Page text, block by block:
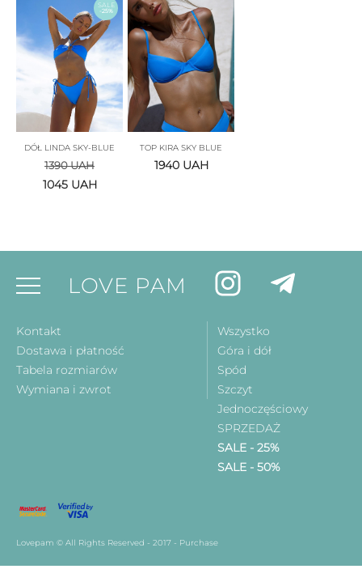
SALE
-25%
DÓŁ LINDA SKY-BLUE
1390UAH
1045 UAH
TOP KIRA SKY BLUE
1940 UAH
LOVE PAM
Kontakt
Dostawa i płatność
Tabela rozmiarów
Wymiana i zwrot
Wszystko
Góra i dół
Spód
Szczyt
Jednoczęściowy
SPRZEDAŻ
SALE - 25%
SALE - 50%
Lovepam © All Rights Reserved - 2017 - Purchase